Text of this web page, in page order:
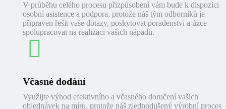
V průběhu celého procesu přizpůsobení vám bude k dispozici
osobní asistence a podpora, protože náš tým odborníků je
připraven řešit vaše dotazy, poskytovat poradenství a úzce
spolupracovat na realizaci vašich nápadů.
Včasné dodání
Využijte výhod efektivního a včasného doručení vašich
objednávek na míru, protože náš zjednodušený výrobní proces